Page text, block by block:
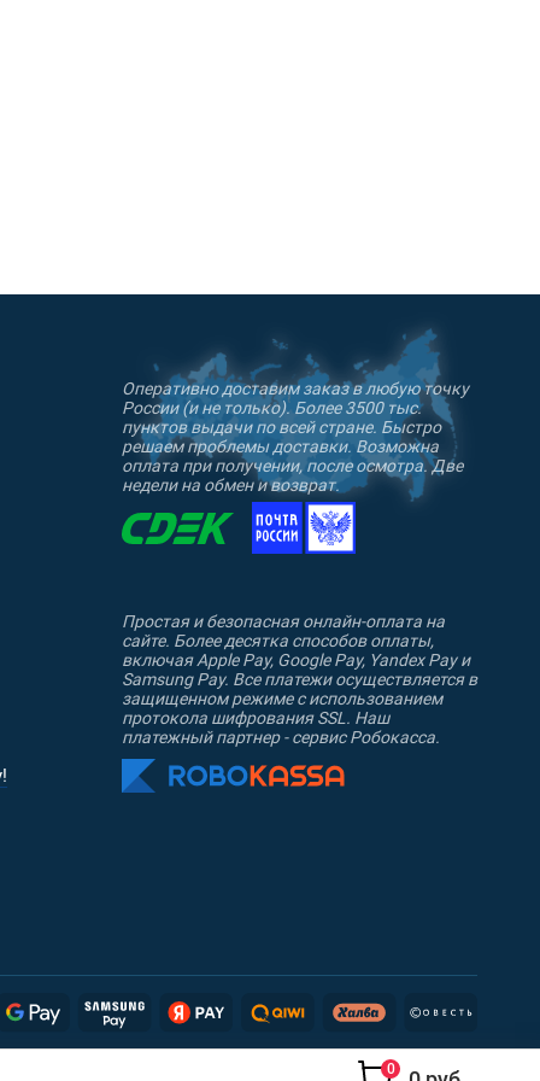
Оперативно доставим заказ в любую точку
России (и не только). Более 3500 тыс.
пунктов выдачи по всей стране. Быстро
решаем проблемы доставки. Возможна
оплата при получении, после осмотра. Две
недели на обмен и возврат.
Простая и безопасная онлайн-оплата на
сайте. Более десятка способов оплаты,
включая Apple Pay, Google Pay, Yandex Pay и
Samsung Pay. Все платежи осуществляется в
защищенном режиме с использованием
протокола шифрования SSL. Наш
платежный партнер - сервис Робокасса.
0